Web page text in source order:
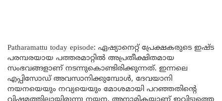
Patharamattu today episode: ഏഷ്യാനെറ്റ് പ്രേക്ഷകരുടെ ഇഷ്ട
പരമ്പരയായ പത്തരമാറ്റിൽ അപ്രതീക്ഷിതമായ
സംഭവങ്ങളാണ് നടന്നുകൊണ്ടിരിക്കുന്നത്. ഇന്നലെ
എപ്പിസോഡ് അവസാനിക്കുമ്പോൾ, ദേവയാനി
നയനയെയും നവ്യയെയും മോശമായി പറഞ്ഞതിൻ്റെ